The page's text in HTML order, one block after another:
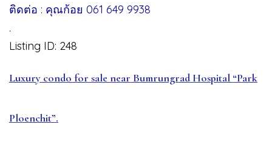
ติดต่อ : คุณก้อย 061 649 9938
.
Listing ID: 248
Luxury condo for sale near Bumrungrad Hospital “Park
Ploenchit”.